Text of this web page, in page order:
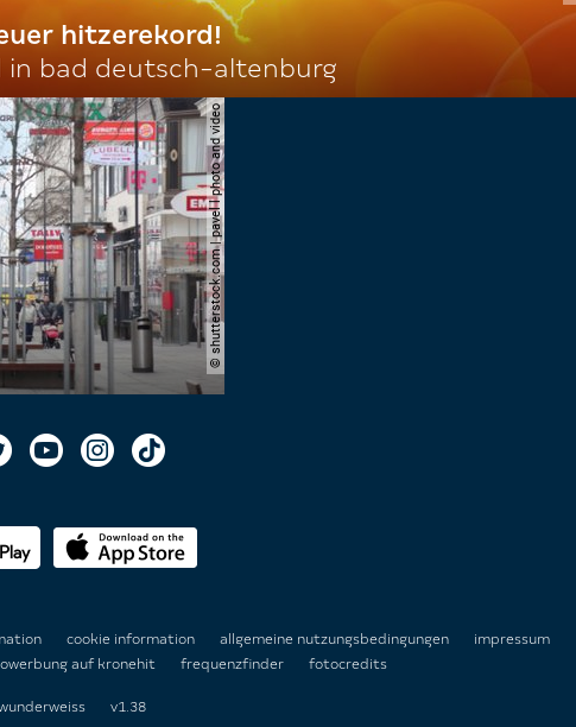
hitzerekord!
in bad deutsch-altenburg
© shutterstock.com | pavel l photo and video
cookie information allgemeine nutzungsbedingungen
impressum
auf kronehit frequenzfinder fotocredits
v1.38